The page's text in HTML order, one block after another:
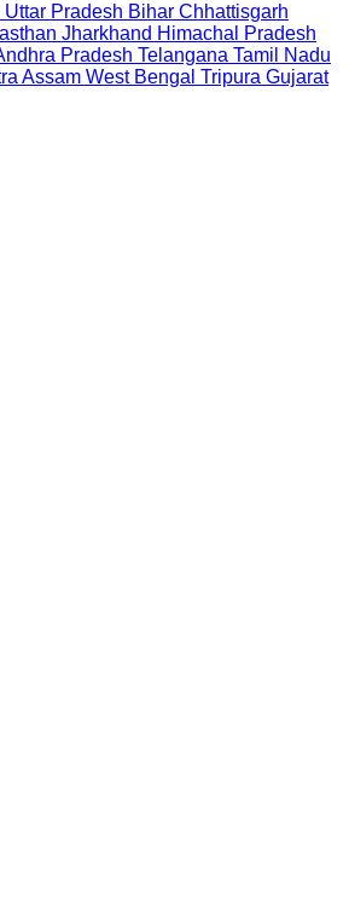
Uttar Pradesh Bihar Chhattisgarh
Jharkhand Himachal Pradesh
Pradesh Telangana Tamil Nadu
Assam West Bengal Tripura Gujarat